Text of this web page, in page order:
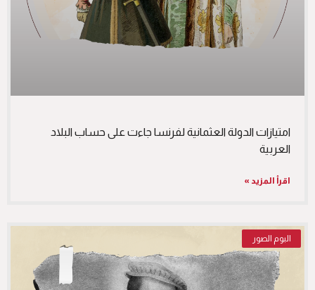
امتيازات الدولة العثمانية لفرنسا جاءت على حساب البلاد
العربية
اقرأ المزيد »
البوم الصور